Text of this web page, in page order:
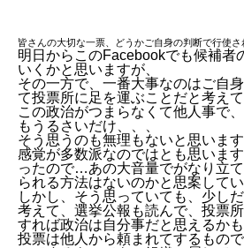
皆さんの大切な一票、どうかご自身の判断で行使さ
明日からこのFacebookでも候補者
いくかと思いますが、
その一方で、一番大事なのはご自
て投票所に足を運ぶことだと考えて
この政治がつまらなくて他人事で
もうるさいだけ、、、
そう思うのも無理もないと思いま
感覚が多数派なのではとも思いま
ったので…あの大音量でがなり立
られる方法はないのかと思案してい
しかし、そう思っていても、少し
考えて、選挙公報も読んで、投票
すれば政治は自分事だと思えるかも
投票は他人から頼まれてするもの